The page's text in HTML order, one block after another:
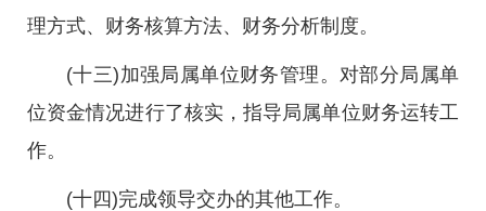
理方式、财务核算方法、财务分析制度。
(十三)加强局属单位财务管理。对部分局属单
位资金情况进行了核实，指导局属单位财务运转工
作。
(十四)完成领导交办的其他工作。